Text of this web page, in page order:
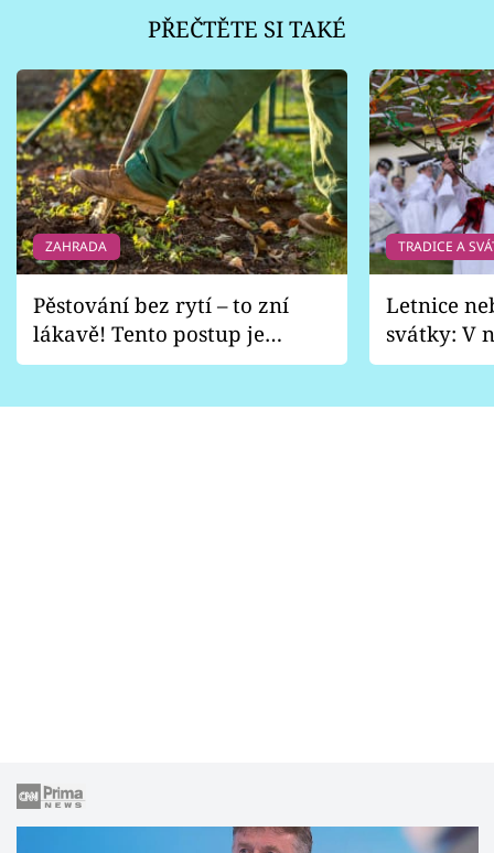
PŘEČTĚTE SI TAKÉ
ZAHRADA
Pěstování bez rytí – to zní
lákavě! Tento postup je
vhodný jen pro některé
TRADICE A
Letnice
svátky: V
pondělí